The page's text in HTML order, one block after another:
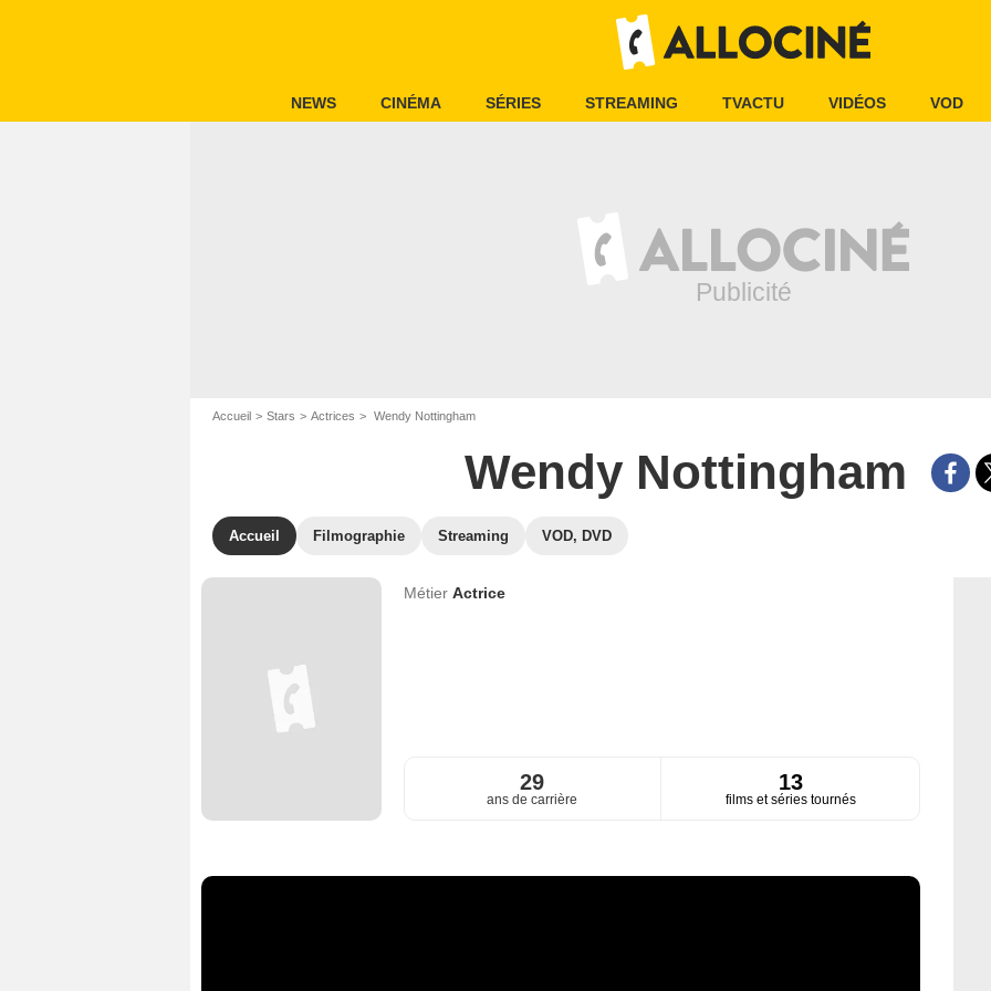
NEWS CINÉMA SÉRIES STREAMING TVACTU VIDÉOS VOD
Accueil Stars Actrices Wendy Nottingham
Wendy Nottingham
Accueil Filmographie Streaming VOD, DVD
Métier Actrice
29
ans de carrière
13
films et séries tournés